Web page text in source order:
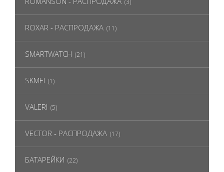
(3)
ROXAR - РАСПРОДАЖА (11)
SMARTWATCH (21)
SKMEI (1)
VALERI (5)
VECTOR - РАСПРОДАЖА (17)
БАТАРЕЙКИ (22)